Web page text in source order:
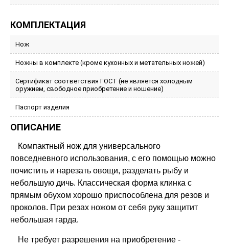
КОМПЛЕКТАЦИЯ
Нож
Ножны в комплекте (кроме кухонных и метательных ножей)
Сертификат соответствия ГОСТ (не является холодным
оружием, свободное приобретение и ношение)
Паспорт изделия
ОПИСАНИЕ
Компактный нож для универсального
повседневного использования, с его помощью можно
почистить и нарезать овощи, разделать рыбу и
небольшую дичь. Классическая форма клинка с
прямым обухом хорошо приспособлена для резов и
проколов. При резах ножом от себя руку защитит
небольшая гарда.
Не требует разрешения на приобретение -